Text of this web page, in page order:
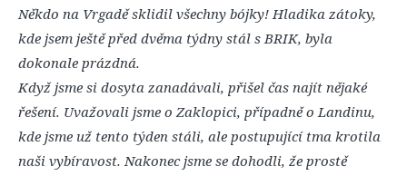
Někdo na Vrgadě sklidil všechny bójky! Hladika zátoky,
kde jsem ještě před dvěma týdny stál s BRIK, byla
dokonale prázdná.
Když jsme si dosyta zanadávali, přišel čas najít nějaké
řešení. Uvažovali jsme o Zaklopici, případně o Landinu,
kde jsme už tento týden stáli, ale postupující tma krotila
naši vybíravost. Nakonec jsme se dohodli, že prostě